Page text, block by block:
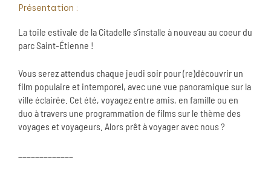
Présentation :
La toile estivale de la Citadelle s’installe à nouveau au coeur du
parc Saint-Étienne !
Vous serez attendus chaque jeudi soir pour (re)découvrir un
film populaire et intemporel, avec une vue panoramique sur la
ville éclairée. Cet été, voyagez entre amis, en famille ou en
duo à travers une programmation de films sur le thème des
voyages et voyageurs. Alors prêt à voyager avec nous ?